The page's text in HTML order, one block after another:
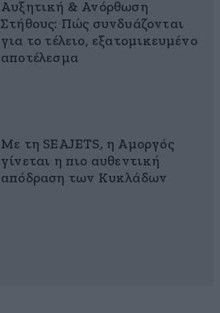
Αυξητική & Ανόρθωση
Στήθους: Πώς συνδυάζονται
για το τέλειο, εξατομικευμένο
αποτέλεσμα
Με τη SEAJETS, η Αμοργός
γίνεται η πιο αυθεντική
απόδραση των Κυκλάδων